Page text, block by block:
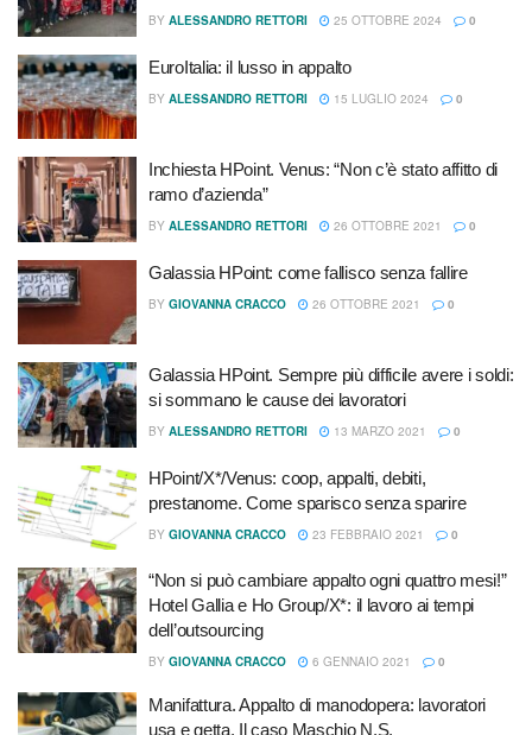
BY ALESSANDRO RETTORI 25 OTTOBRE 2024 0
EuroItalia: il lusso in appalto
BY ALESSANDRO RETTORI 15 LUGLIO 2024 0
Inchiesta HPoint. Venus: “Non c’è stato affitto di
ramo d’azienda”
BY ALESSANDRO RETTORI 26 OTTOBRE 2021 0
Galassia HPoint: come fallisco senza fallire
BY GIOVANNA CRACCO 26 OTTOBRE 2021 0
Galassia HPoint. Sempre più difficile avere i soldi:
si sommano le cause dei lavoratori
BY ALESSANDRO RETTORI 13 MARZO 2021 0
HPoint/X*/Venus: coop, appalti, debiti,
prestanome. Come sparisco senza sparire
BY GIOVANNA CRACCO 23 FEBBRAIO 2021 0
“Non si può cambiare appalto ogni quattro mesi!”
Hotel Gallia e Ho Group/X*: il lavoro ai tempi
dell’outsourcing
BY GIOVANNA CRACCO 6 GENNAIO 2021 0
Manifattura. Appalto di manodopera: lavoratori
usa e getta. Il caso Maschio N.S.